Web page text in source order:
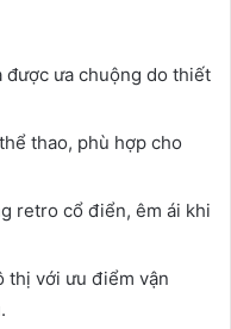
được ưa chuộng do thiết
thao, phù hợp cho
retro cổ điển, êm ái khi
thị với ưu điểm vận